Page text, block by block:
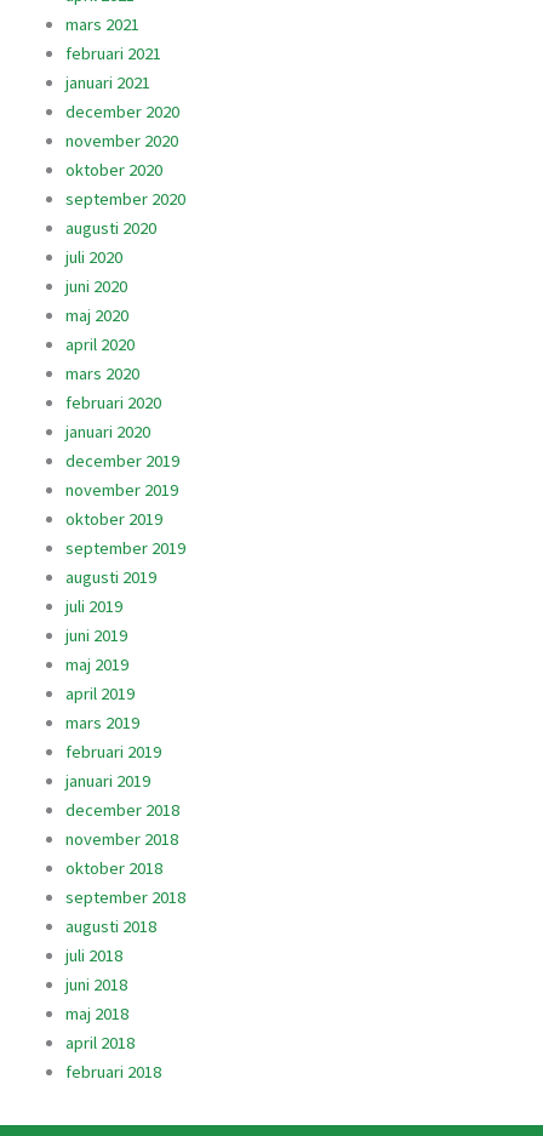
mars 2021
februari 2021
januari 2021
december 2020
november 2020
oktober 2020
september 2020
augusti 2020
juli 2020
juni 2020
maj 2020
april 2020
mars 2020
februari 2020
januari 2020
december 2019
november 2019
oktober 2019
september 2019
augusti 2019
juli 2019
juni 2019
maj 2019
april 2019
mars 2019
februari 2019
januari 2019
december 2018
november 2018
oktober 2018
september 2018
augusti 2018
juli 2018
juni 2018
maj 2018
april 2018
februari 2018